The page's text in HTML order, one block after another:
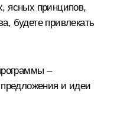
ясных принципов,
будете привлекать
–
и идеи